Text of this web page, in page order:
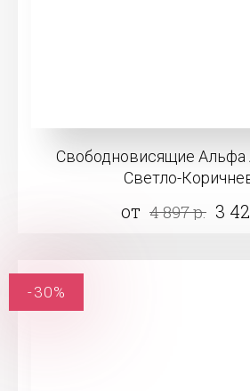
Свободновисящие Альфа
Светло-
от 4 897 р. 3
-30%